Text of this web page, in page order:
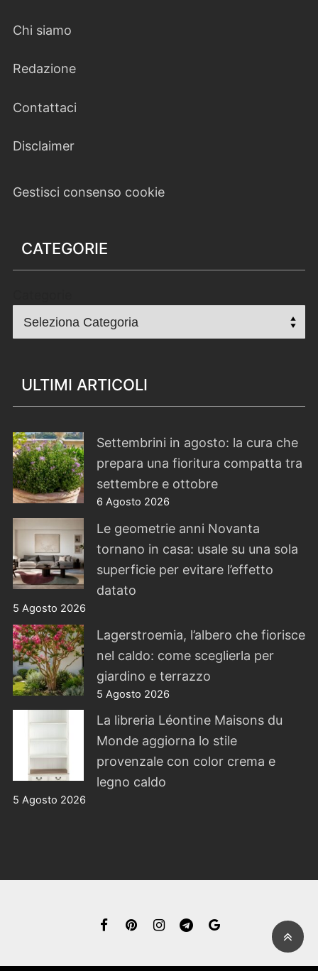
Chi siamo
Redazione
Contattaci
Disclaimer
Gestisci consenso cookie
CATEGORIE
ULTIMI ARTICOLI
Settembrini in agosto: la cura che
prepara una fioritura compatta tra
settembre e ottobre
6 Agosto 2026
Le geometrie anni Novanta
tornano in casa: usale su una sola
superficie per evitare l’effetto
datato
5 Agosto 2026
Lagerstroemia, l’albero che fiorisce
nel caldo: come sceglierla per
giardino e terrazzo
5 Agosto 2026
La libreria Léontine Maisons du
Monde aggiorna lo stile
provenzale con color crema e
legno caldo
5 Agosto 2026